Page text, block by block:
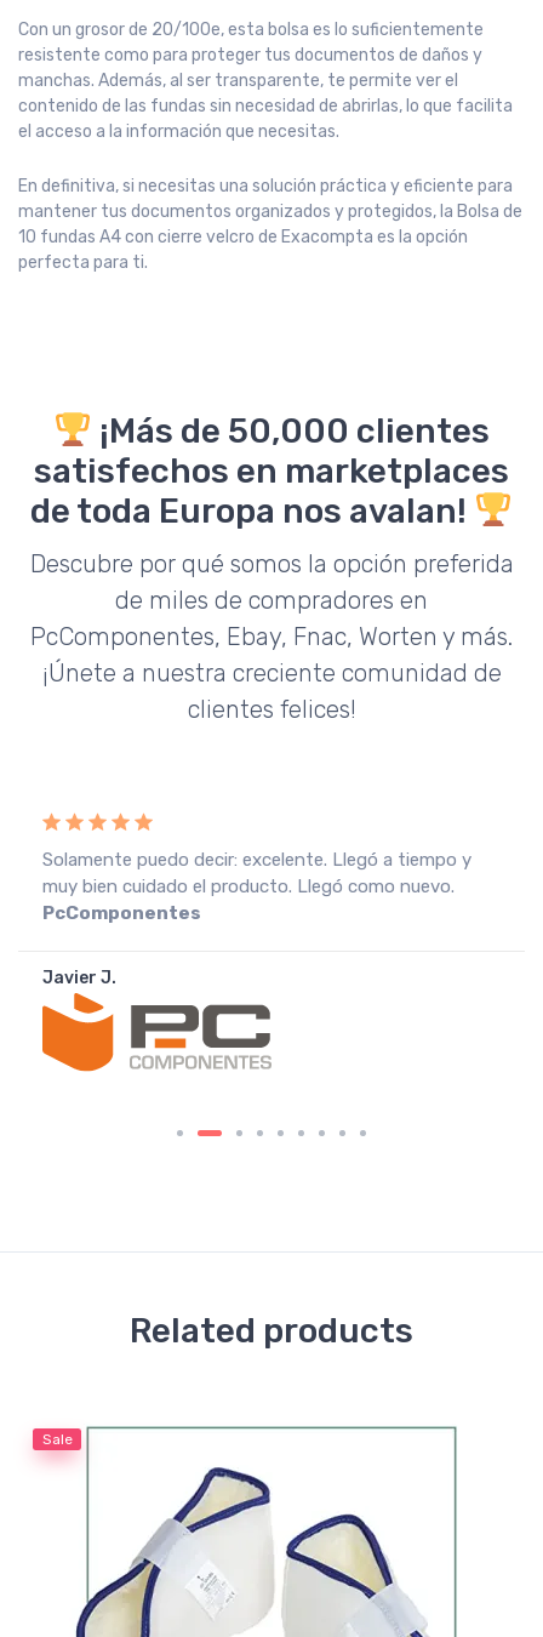
Con un grosor de 20/100e, esta bolsa es lo suficientemente
resistente como para proteger tus documentos de daños y
manchas. Además, al ser transparente, te permite ver el
contenido de las fundas sin necesidad de abrirlas, lo que facilita
el acceso a la información que necesitas.
En definitiva, si necesitas una solución práctica y eficiente para
mantener tus documentos organizados y protegidos, la Bolsa de
10 fundas A4 con cierre velcro de Exacompta es la opción
perfecta para ti.
¡Más de 50,000 clientes
satisfechos en marketplaces
de toda Europa nos avalan!
Descubre por qué somos la opción preferida
de miles de compradores en
PcComponentes, Ebay, Fnac, Worten y más.
¡Únete a nuestra creciente comunidad de
clientes felices!
Recebi a encomenda em perfeitas condições, o que
muito agradeço. Recomendo o vendedor.Fnac
Portugal
João A.
Related products
Sale